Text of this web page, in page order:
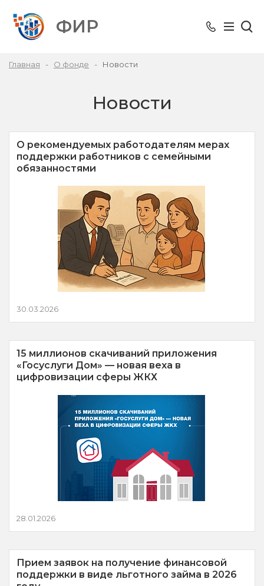
ФИР
Главная О фонде Новости
Новости
О рекомендуемых работодателям мерах
поддержки работников с семейными
обязанностями
30.03.2026
15 миллионов скачиваний приложения
«Госуслуги Дом» — новая веха в
цифровизации сферы ЖКХ
28.01.2026
Прием заявок на получение финансовой
поддержки в виде льготного займа в 2026